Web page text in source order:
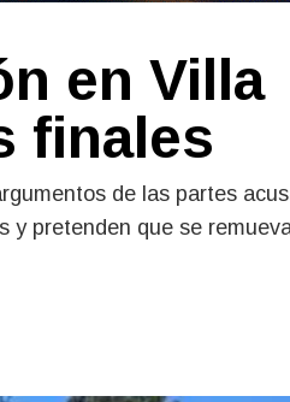
en Villa
finales
de las partes
y pretenden que se